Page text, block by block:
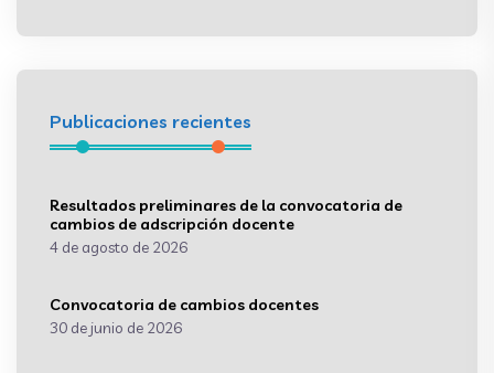
Publicaciones recientes
Resultados preliminares de la convocatoria de
cambios de adscripción docente
4 de agosto de 2026
Convocatoria de cambios docentes
30 de junio de 2026